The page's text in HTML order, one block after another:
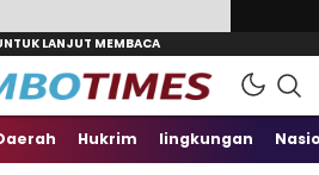
Hukrim lingkungan